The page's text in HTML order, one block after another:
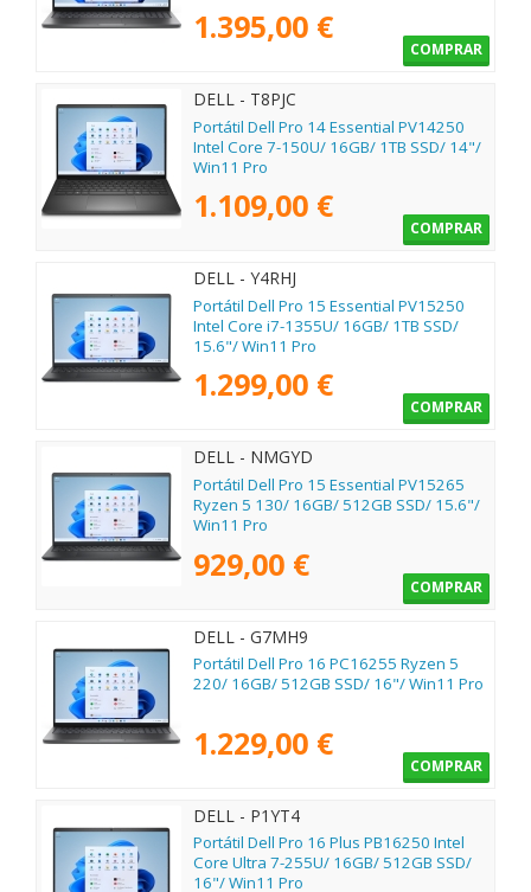
1.395,00 €
COMPRAR
DELL - T8PJC
Portátil Dell Pro 14 Essential PV14250
Intel Core 7-150U/ 16GB/ 1TB SSD/ 14"/
Win11 Pro
1.109,00 €
COMPRAR
DELL - Y4RHJ
Portátil Dell Pro 15 Essential PV15250
Intel Core i7-1355U/ 16GB/ 1TB SSD/
15.6"/ Win11 Pro
1.299,00 €
COMPRAR
DELL - NMGYD
Portátil Dell Pro 15 Essential PV15265
Ryzen 5 130/ 16GB/ 512GB SSD/ 15.6"/
Win11 Pro
929,00 €
COMPRAR
DELL - G7MH9
Portátil Dell Pro 16 PC16255 Ryzen 5
220/ 16GB/ 512GB SSD/ 16"/ Win11 Pro
1.229,00 €
COMPRAR
DELL - P1YT4
Portátil Dell Pro 16 Plus PB16250 Intel
Core Ultra 7-255U/ 16GB/ 512GB SSD/
16"/ Win11 Pro